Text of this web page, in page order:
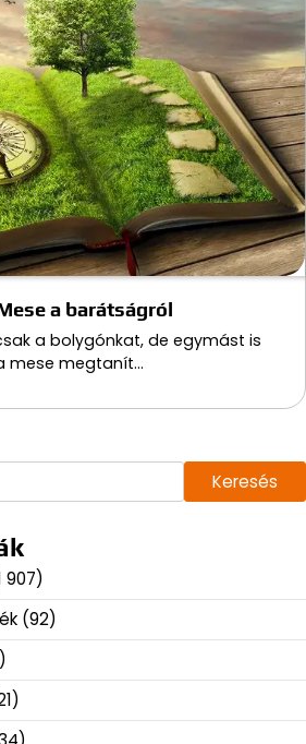
a barátságról
a bolygónkat, de egymást is
mese megtanít…
Keresés
907)
(92)